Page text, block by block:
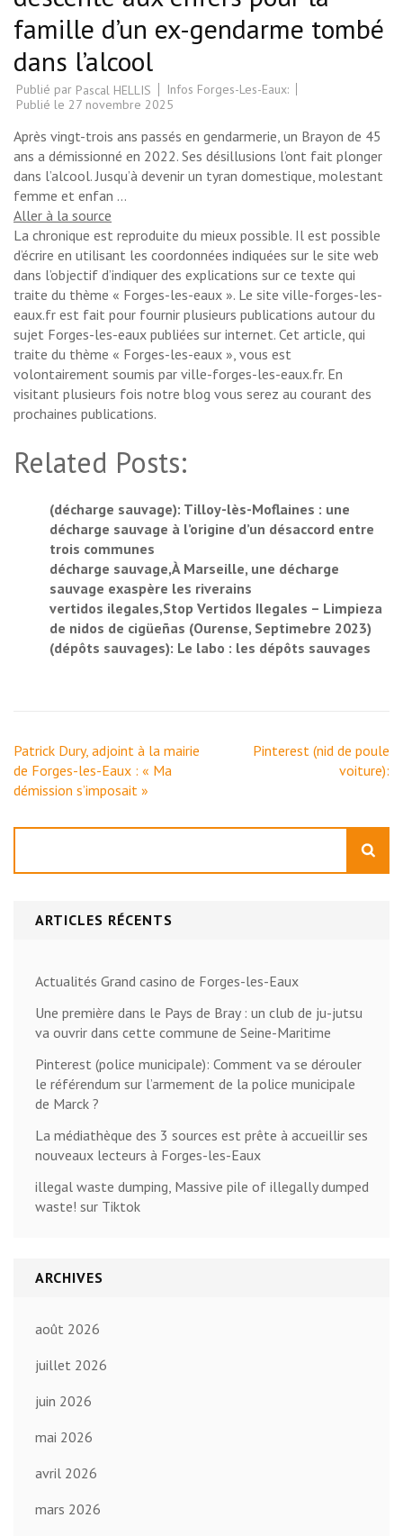
famille d’un ex-gendarme tombé
dans l’alcool
Publié par Pascal HELLIS
Infos Forges-Les-Eaux:
Publié le 27 novembre 2025
Après vingt-trois ans passés en gendarmerie, un Brayon de 45
ans a démissionné en 2022. Ses désillusions l’ont fait plonger
dans l’alcool. Jusqu’à devenir un tyran domestique, molestant
femme et enfan …
Aller à la source
La chronique est reproduite du mieux possible. Il est possible
d’écrire en utilisant les coordonnées indiquées sur le site web
dans l’objectif d’indiquer des explications sur ce texte qui
traite du thème « Forges-les-eaux ». Le site ville-forges-les-
eaux.fr est fait pour fournir plusieurs publications autour du
sujet Forges-les-eaux publiées sur internet. Cet article, qui
traite du thème « Forges-les-eaux », vous est
volontairement soumis par ville-forges-les-eaux.fr. En
visitant plusieurs fois notre blog vous serez au courant des
prochaines publications.
Related Posts:
(décharge sauvage): Tilloy-lès-Moflaines : une
décharge sauvage à l’origine d’un désaccord entre
trois communes
décharge sauvage,À Marseille, une décharge
sauvage exaspère les riverains
vertidos ilegales,Stop Vertidos Ilegales – Limpieza
de nidos de cigüeñas (Ourense, Septimebre 2023)
(dépôts sauvages): Le labo : les dépôts sauvages
Navigation
de
l’article
Patrick Dury, adjoint à la mairie
de Forges-les-Eaux : « Ma
démission s’imposait »
Pinterest (nid de poule
voiture):
ARTICLES RÉCENTS
Actualités Grand casino de Forges-les-Eaux
Une première dans le Pays de Bray : un club de ju-jutsu
va ouvrir dans cette commune de Seine-Maritime
Pinterest (police municipale): Comment va se dérouler
le référendum sur l’armement de la police municipale
de Marck ?
La médiathèque des 3 sources est prête à accueillir ses
nouveaux lecteurs à Forges-les-Eaux
illegal waste dumping, Massive pile of illegally dumped
waste! sur Tiktok
ARCHIVES
août 2026
juillet 2026
juin 2026
mai 2026
avril 2026
mars 2026